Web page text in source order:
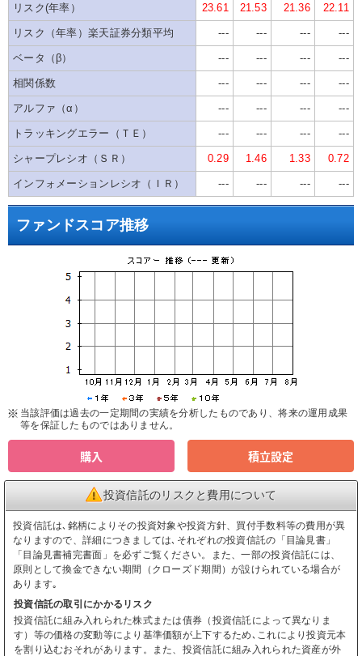
リスク(年率） 23.61 21.53 21.36 22.11
リスク（年率）楽天証券分類平均 --- --- --- ---
ベータ（β） --- --- --- ---
相関係数 --- --- --- ---
アルファ（α） --- --- --- ---
トラッキングエラー（ＴＥ） --- --- --- ---
シャープレシオ（ＳＲ） 0.29 1.46 1.33 0.72
インフォメーションレシオ（ＩＲ） --- --- --- ---
ファンドスコア推移
当該評価は過去の一定期間の実績を分析したものであり、将来の運用成果
等を保証したものではありません。
購入 積立設定
投資信託のリスクと費用について
投資信託は､銘柄によりその投資対象や投資方針、買付手数料等の費用が異
なりますので、詳細につきましては､それぞれの投資信託の「目論見書」
「目論見書補完書面」を必ずご覧ください。また、一部の投資信託には、
原則として換金できない期間（クローズド期間）が設けられている場合が
あります｡
投資信託の取引にかかるリスク
投資信託に組み入れられた株式または債券（投資信託によって異なりま
す）等の価格の変動等により基準価額が上下するため､これにより投資元本
を割り込むおそれがあります。また、投資信託に組み入れられた資産が外